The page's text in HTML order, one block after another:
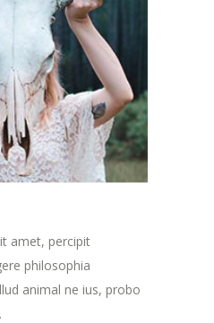
amet, percipit
philosophia
animal ne ius, probo